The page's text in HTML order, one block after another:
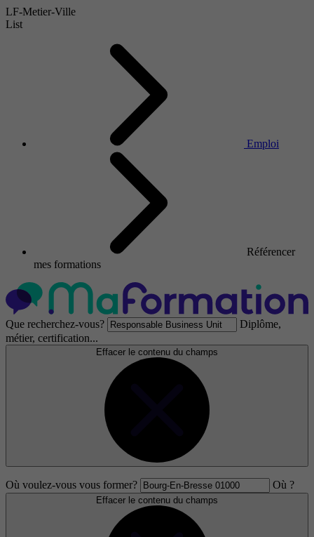
LF-Metier-Ville
List
Emploi
Référencer
mes formations
Que recherchez-vous?
Diplôme,
métier, certification...
Effacer le contenu du champs
Où voulez-vous vous former? Où ?
Effacer le contenu du champs